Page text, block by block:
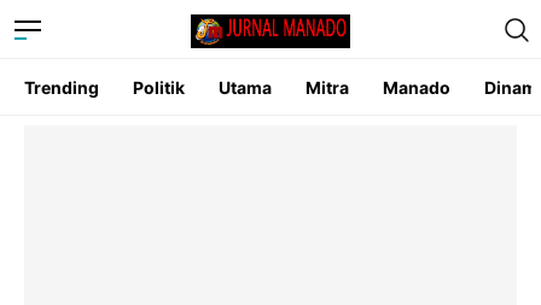
Trending Politik Utama Mitra Manado